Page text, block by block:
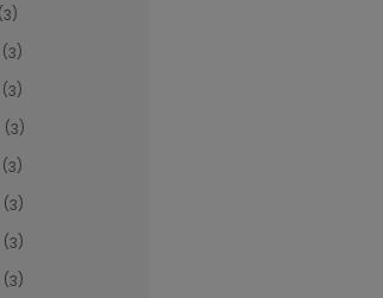
3
3
3
3
3
3
3
3